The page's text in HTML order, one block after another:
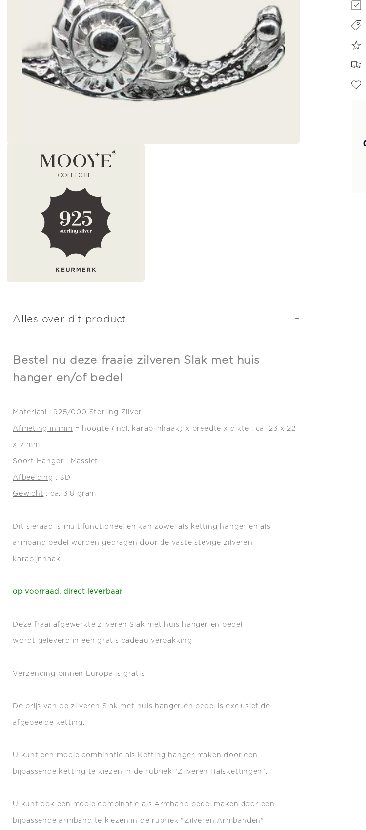
Alles over dit product -
Bestel nu deze fraaie zilveren Slak met huis
hanger en/of bedel
Materiaal : 925/000 Sterling Zilver
Afmeting in mm = hoogte (incl. karabijnhaak) x breedte x dikte : ca. 23 x 22
x 7 mm
Soort Hanger : Massief
Afbeelding : 3D
Gewicht : ca. 3,8 gram
Dit sieraad is multifunctioneel en kan zowel als ketting hanger en als
armband bedel worden gedragen door de vaste stevige zilveren
karabijnhaak.
op voorraad, direct leverbaar
Deze fraai afgewerkte zilveren Slak met huis hanger en bedel
wordt geleverd in een gratis cadeau verpakking.
Verzending binnen Europa is gratis.
De prijs van de zilveren Slak met huis hanger én bedel is exclusief de
afgebeelde ketting.
U kunt een mooie combinatie als Ketting hanger maken door een
bijpassende ketting te kiezen in de rubriek "Zilveren Halskettingen".
U kunt ook een mooie combinatie als Armband bedel maken do or een
bijpassende armband te kiezen in de rubriek "Zilveren Armbanden"